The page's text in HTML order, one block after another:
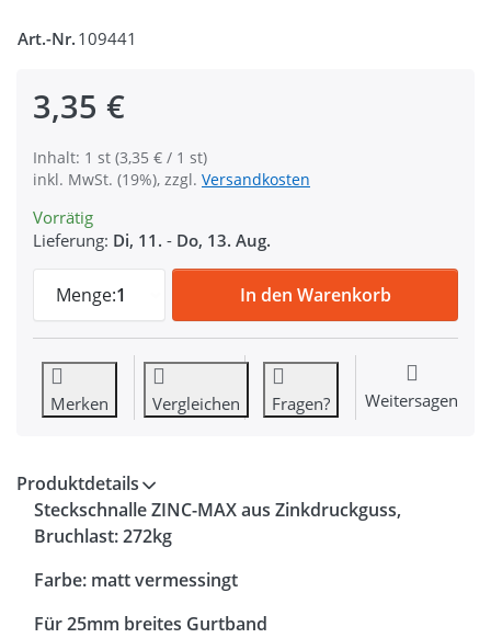
Art.-Nr. 109441
3,35 €
Inhalt: 1 st (3,35 € / 1 st)
inkl. MwSt. (19%), zzgl. Versandkosten
Vorrätig
Lieferung: Di, 11. - Do, 13. Aug.
Menge:1
Zinc Max Steckschließer - 25mm
In den Warenkorb
Merken Vergleichen Fragen? Weitersagen
Produktdetails
Steckschnalle ZINC-MAX aus Zinkdruckguss,
Bruchlast: 272kg
Farbe: matt vermessingt
Für 25mm breites Gurtband